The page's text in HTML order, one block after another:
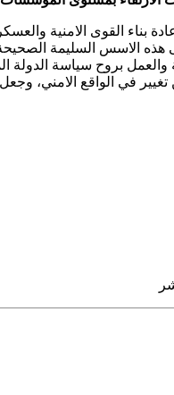
بناء القوى الامنية
هذه الاسس السليمة
بروح سياسة الدولة
في الواقع الامني،